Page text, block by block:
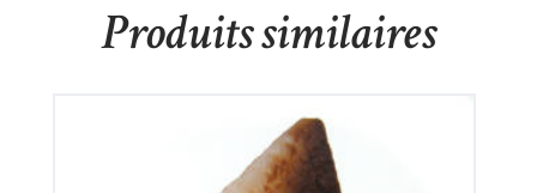
Produits similaires